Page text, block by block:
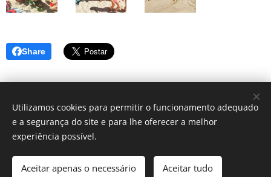
Share
Cookies
Utilizamos cookies para permitir o funcionamento adequado
e a segurança do site e para lhe oferecer a melhor
experiência possível.
Aceitar apenas o necessário Aceitar tudo